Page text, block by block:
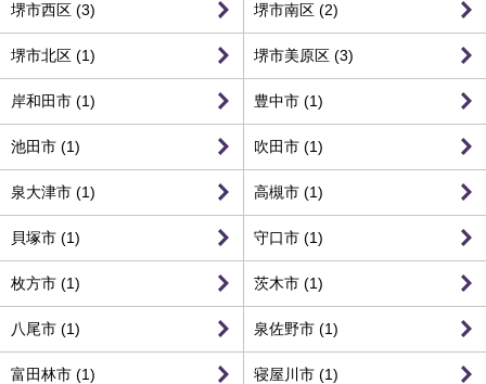
堺市西区 (3) 堺市南区 (2)
堺市北区 (1) 堺市美原区 (3)
岸和田市 (1) 豊中市 (1)
池田市 (1) 吹田市 (1)
泉大津市 (1) 高槻市 (1)
貝塚市 (1) 守口市 (1)
枚方市 (1) 茨木市 (1)
八尾市 (1) 泉佐野市 (1)
富田林市 (1) 寝屋川市 (1)